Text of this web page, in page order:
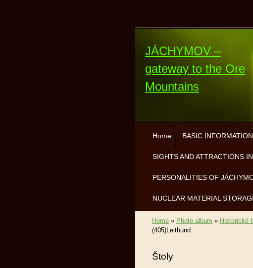
JÁCHYMOV –
gateway to the Ore
Mountains
Home BASIC INFORMATION
SIGHTS AND ATTRACTIONS
PERSONALITIES OF
NUCLEAR MATERIAL
Home » Photo album » Historické
(405)Leithund
Štoly